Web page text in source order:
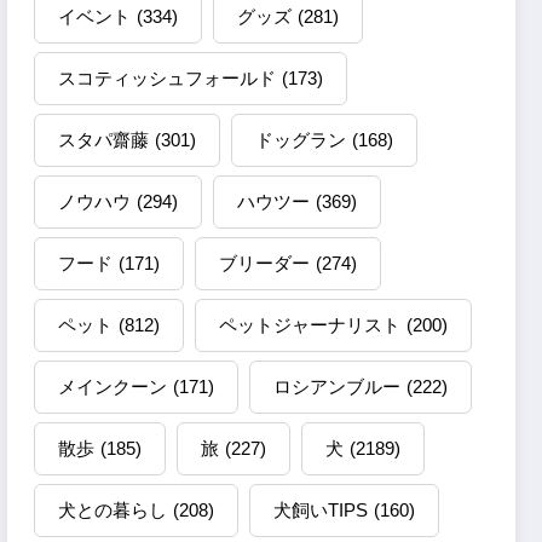
イベント (334) グッズ (281)
スコティッシュフォールド (173)
スタパ齋藤 (301) ドッグラン (168)
ノウハウ (294) ハウツー (369)
フード (171) ブリーダー (274)
ペット (812) ペットジャーナリスト (200)
メインクーン (171) ロシアンブルー (222)
散歩 (185) 旅 (227) 犬 (2189)
犬との暮らし (208) 犬飼いTIPS (160)